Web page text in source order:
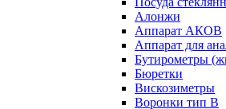
Алонжи
Аппарат АКОВ
Аппарат для
Бутирометры
Бюретки
Вискозиметры
Воронки тип В